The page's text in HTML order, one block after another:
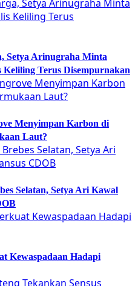
Setya Arinugraha Minta
Keliling Terus Disempurnakan
Menyimpan Karbon di
Laut?
Selatan, Setya Ari Kawal
Kewaspadaan Hadapi